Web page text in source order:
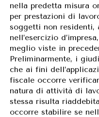
nella predetta misura
per prestazioni di
soggetti non residenti,
nell’esercizio
meglio viste in
Preliminarmente, i
che ai fini
fiscale occorre
natura di attività di
stessa risulta
occorre stabilire se